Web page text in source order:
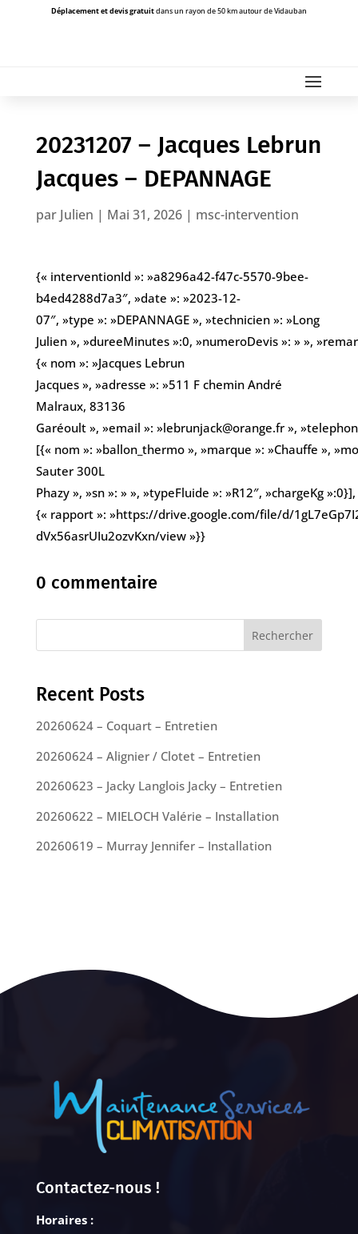
Déplacement et devis gratuitdans un rayon de 50 km autour de Vidauban
20231207 – Jacques Lebrun
Jacques – DEPANNAGE
par Julien | Mai 31, 2026| msc-intervention
{« interventionId »: »a8296a42-f47c-5570-9bee-
b4ed4288d7a3″, »date »: »2023-12-
07″, »type »: »DEPANNAGE », »technicien »: »Long
Julien », »dureeMinutes »:0, »numeroDevis »: » »,
{« nom »: »Jacques Lebrun
Jacques », »adresse »: »511 F chemin André
Malraux, 83136
Garéoult », »email »: »lebrunjack@orange.fr »,
[{« nom »: »ballon_thermo », »marque »: »Chauffe »,
Sauter 300L
Phazy », »sn »: » », »typeFluide »: »R12″, »chargeKg
{« rapport »: »https://drive.google.com/file/d/
dVx56asrUIu2ozvKxn/view »}}
0 commentaire
Rechercher
Recent Posts
20260624 – Coquart – Entretien
20260624 – Alignier / Clotet – Entretien
20260623 – Jacky Langlois Jacky – Entretien
20260622 – MIELOCH Valérie – Installation
20260619 – Murray Jennifer – Installation
Contactez-nous !
Horaires :